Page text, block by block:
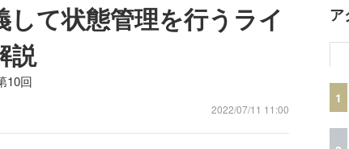
て状態管理を行うライ
説
10回
2022/07/11 11:00
ア
1